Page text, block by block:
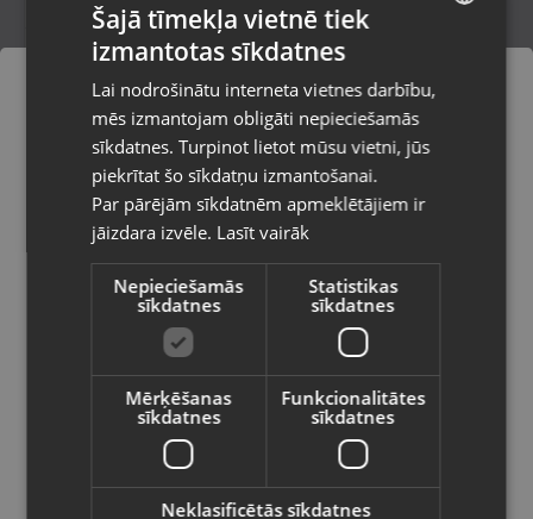
RYOBI EXCIA
Rīga, Mārupes iela 3
Stāvoklis Lietots (Garantija 6 mēneši)
25.00€
Crazy Fish AS732HT
Pasūtījumi tiks piegādāti uz
izvēlēto valsti
Vietnes saturs būs attēlots izvēlētajā
valodā
Valsts
Latviešu / Latvian
RUSSIAN
Šajā tīmekļa vietnē tiek
izmantotas sīkdatnes
Lai nodrošinātu interneta vietnes darbību,
mēs izmantojam obligāti nepieciešamās
sīkdatnes. Turpinot lietot mūsu vietni, jūs
piekrītat šo sīkdatņu izmantošanai.
Par pārējām sīkdatnēm apmeklētājiem ir
jāizdara izvēle. Lasīt vairāk
Nepieciešamās
sīkdatnes
Statistikas
sīkdatnes
Mērķēšanas
sīkdatnes
Funkcionalitātes
sīkdatnes
Neklasificētās sīkdatnes